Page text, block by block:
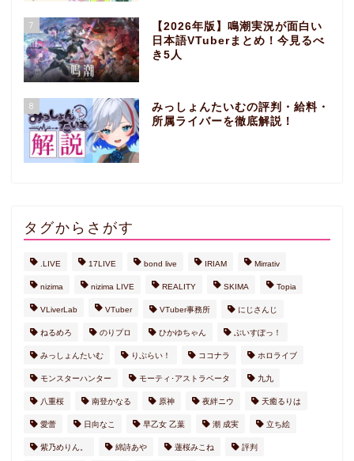
7
【2026年版】鳴潮実況が面白い
日本語VTuberまとめ！今見るべ
き5人
8
みっしょんたいむの評判・給料・
所属ライバーを徹底解説！
タグからさがす
.LIVE 17LIVE bond live IRIAM Mirrativ
nizima nizima LIVE REALITY SKIMA Topia
VLiverLab VTuber VTuber事務所 にじさんじ
ねるめろ のりプロ ひかゆちゃん ぶいすぽっ！
みっしょんたいむ りぷらい！ ココナラ ホロライブ
モンスターハンター モーティ･アストラベータ 九九
八重桜 南登かなる 原神 夜絆ニウ 天癒るりは
愛蕾 日向なこ 早乙女 乙葉 潮 成実 立ち絵
紫乃めりん。 綿詩あや 蓮桜みこね 評判